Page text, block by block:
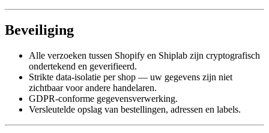
Beveiliging
Alle verzoeken tussen Shopify en Shiplab zijn cryptografisch
ondertekend en geverifieerd.
Strikte data-isolatie per shop — uw gegevens zijn niet
zichtbaar voor andere handelaren.
GDPR-conforme gegevensverwerking.
Versleutelde opslag van bestellingen, adressen en labels.